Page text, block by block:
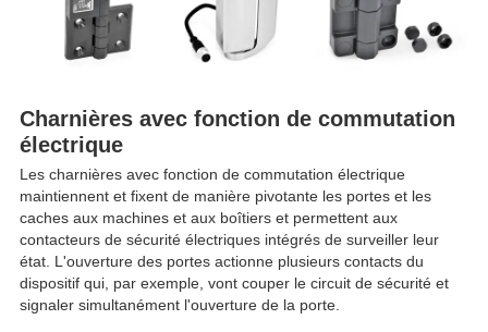
Charnières avec fonction de commutation
électrique
Les charnières avec fonction de commutation électrique
maintiennent et fixent de manière pivotante les portes et les
caches aux machines et aux boîtiers et permettent aux
contacteurs de sécurité électriques intégrés de surveiller leur
état. L'ouverture des portes actionne plusieurs contacts du
dispositif qui, par exemple, vont couper le circuit de sécurité et
signaler simultanément l'ouverture de la porte.